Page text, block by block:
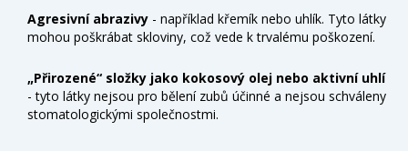
Agresivní abrazivy - například křemík nebo uhlík. Tyto látky
mohou poškrábat skloviny, což vede k trvalému poškození.
„Přirozené“ složky jako kokosový olej nebo aktivní uhlí
- tyto látky nejsou pro bělení zubů účinné a nejsou schváleny
stomatologickými společnostmi.